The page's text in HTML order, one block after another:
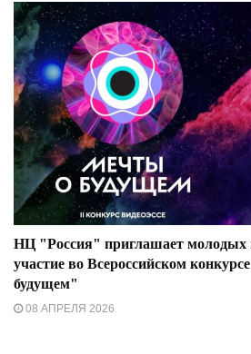
НЦ "Россия" приглашает молодых
участие во Всероссийском
будущем"
08 АПРЕЛЯ 2026